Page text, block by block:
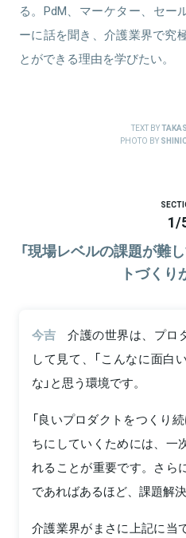
る。PdM、マーケター、セー
ーに話を聞き、介護業界で究
とができる理由を学びたい。
TEXT BY
PHOTO BY
1/
「現場レベルの課題が難
トづくり
今吉
介護の世界は、プロ
して見て、「こんなに面白
な」と思う環境です。
「良いプロダクトをつくり
ちにしていくためには、一
れることが重要です。さら
であればあるほど、課題解
介護業界がまさに上記に当